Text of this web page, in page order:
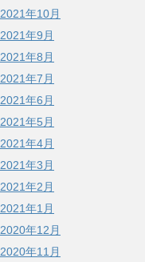
2021年10月
2021年9月
2021年8月
2021年7月
2021年6月
2021年5月
2021年4月
2021年3月
2021年2月
2021年1月
2020年12月
2020年11月